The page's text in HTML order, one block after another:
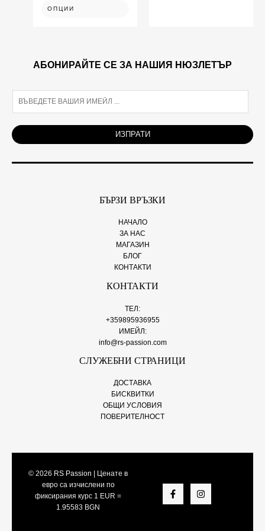
ОПЦИИ
АБОНИРАЙТЕ СЕ ЗА НАШИЯ НЮЗЛЕТЪР
i
l
ИЗПРАТИ
БЪРЗИ ВРЪЗКИ
НАЧАЛО
ЗА НАС
МАГАЗИН
БЛОГ
КОНТАКТИ
КОНТАКТИ
ТЕЛ:
+359895936955
ИМЕЙЛ:
info@rs-passion.com
СЛУЖЕБНИ СТРАНИЦИ
ДОСТАВКА
БИСКВИТКИ
ОБЩИ УСЛОВИЯ
ПОВЕРИТЕЛНОСТ
© 2026 RS Passion | Ценате в
евро са изчислени по
фиксирания курс 1 EUR =
1.95583 BGN